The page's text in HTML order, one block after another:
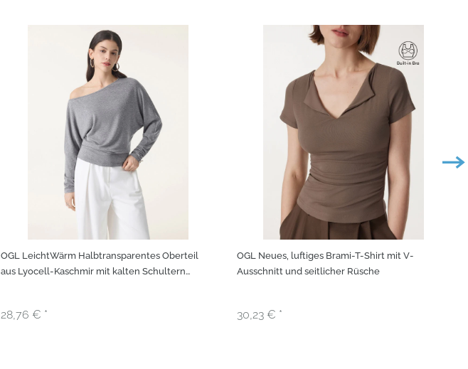
OGL LeichtWärm Halbtransparentes Oberteil
aus Lyocell-Kaschmir mit kalten Schultern
28,76 € *
OGL Neues, luftiges Brami-T-Shirt mit V-
Ausschnitt und seitlicher Rüsche
30,23 € *